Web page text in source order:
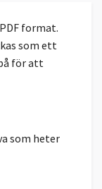
format.
som ett
för att
som heter